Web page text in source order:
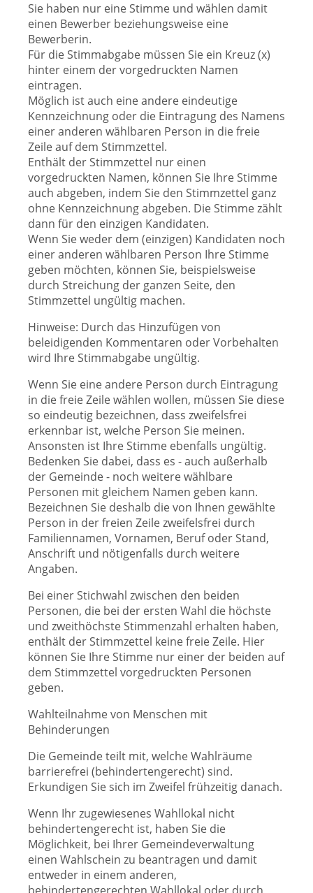
Sie haben nur eine Stimme und wählen damit
einen Bewerber beziehungsweise eine
Bewerberin.
Für die Stimmabgabe müssen Sie ein Kreuz (x)
hinter einem der vorgedruckten Namen
eintragen.
Möglich ist auch eine andere eindeutige
Kennzeichnung oder die Eintragung des Namens
einer anderen wählbaren Person in die freie
Zeile auf dem Stimmzettel.
Enthält der Stimmzettel nur einen
vorgedruckten Namen, können Sie Ihre Stimme
auch abgeben, indem Sie den Stimmzettel ganz
ohne Kennzeichnung abgeben. Die Stimme zählt
dann für den einzigen Kandidaten.
Wenn Sie weder dem (einzigen) Kandidaten noch
einer anderen wählbaren Person Ihre Stimme
geben möchten, können Sie, beispielsweise
durch Streichung der ganzen Seite, den
Stimmzettel ungültig machen.
Hinweise: Durch das Hinzufügen von
beleidigenden Kommentaren oder Vorbehalten
wird Ihre Stimmabgabe ungültig.
Wenn Sie eine andere Person durch Eintragung
in die freie Zeile wählen wollen, müssen Sie diese
so eindeutig bezeichnen, dass zweifelsfrei
erkennbar ist, welche Person Sie meinen.
Ansonsten ist Ihre Stimme ebenfalls ungültig.
Bedenken Sie dabei, dass es - auch außerhalb
der Gemeinde - noch weitere wählbare
Personen mit gleichem Namen geben kann.
Bezeichnen Sie deshalb die von Ihnen gewählte
Person in der freien Zeile zweifelsfrei durch
Familiennamen, Vornamen, Beruf oder Stand,
Anschrift und nötigenfalls durch weitere
Angaben.
Bei einer Stichwahl zwischen den beiden
Personen, die bei der ersten Wahl die höchste
und zweithöchste Stimmenzahl erhalten haben,
enthält der Stimmzettel keine freie Zeile. Hier
können Sie Ihre Stimme nur einer der beiden auf
dem Stimmzettel vorgedruckten Personen
geben.
Wahlteilnahme von Menschen mit
Behinderungen
Die Gemeinde teilt mit, welche Wahlräume
barrierefrei (behindertengerecht) sind.
Erkundigen Sie sich im Zweifel frühzeitig danach.
Wenn Ihr zugewiesenes Wahllokal nicht
behindertengerecht ist, haben Sie die
Möglichkeit, bei Ihrer Gemeindeverwaltung
einen Wahlschein zu beantragen und damit
entweder in einem anderen,